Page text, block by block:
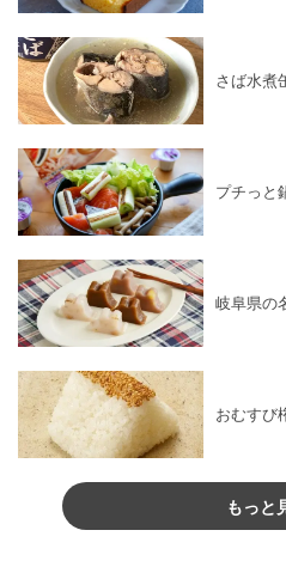
さば水煮
プチっと
岐阜県の
おむすび
もっと